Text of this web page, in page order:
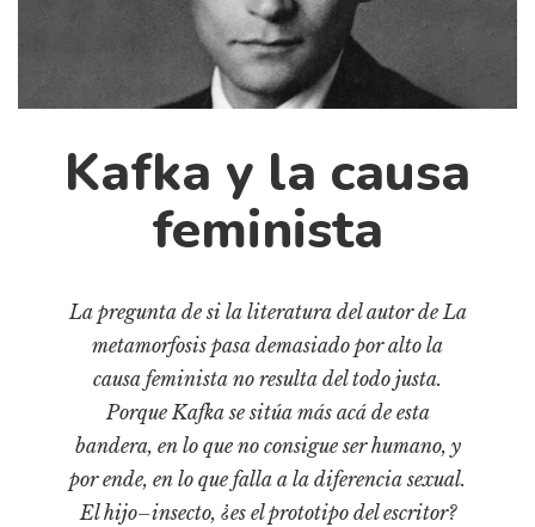
Cómics
Cultura
Diccionario portátil de la literatura chilena
Fragmentos
Gran reserva
Historia material de los libros
Lagunas mentales
Kafka y la causa
feminista
La pregunta de si la literatura del autor de La
metamorfosis pasa demasiado por alto la
causa feminista no resulta del todo justa.
Porque Kafka se sitúa más acá de esta
bandera, en lo que no consigue ser humano, y
por ende, en lo que falla a la diferencia sexual.
El hijo–insecto, ¿es el prototipo del escritor?